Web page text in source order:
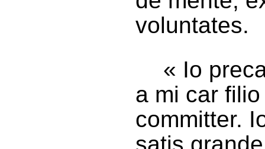
voluntates.
« Io
a mi car
committer.